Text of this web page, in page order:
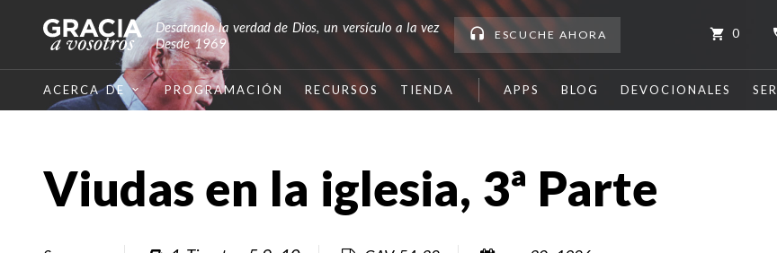
Desatando la verdad de Dios, un versículo a la vez
Desde 1969
ESCUCHE AHORA 0
ACERCA DE PROGRAMACIÓN RECURSOS TIENDA APPS BLOG DEVOCIONALES
Viudas en la iglesia, 3ª Parte